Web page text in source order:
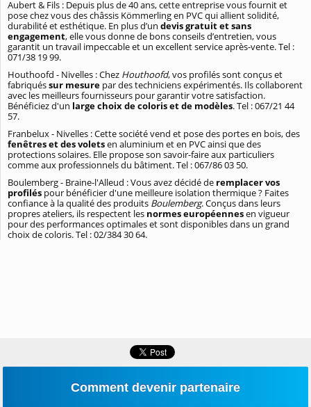
Aubert & Fils : Depuis plus de 40 ans, cette entreprise vous fournit et
pose chez vous des châssis Kömmerling en PVC qui allient solidité,
durabilité et esthétique. En plus d’un devis gratuit et sans
engagement, elle vous donne de bons conseils d’entretien, vous
garantit un travail impeccable et un excellent service après-vente. Tel :
071/38 19 99.
Houthoofd - Nivelles : Chez Houthoofd, vos profilés sont conçus et
fabriquéssur mesure par des techniciens expérimentés. Ils collaborent
avec les meilleurs fournisseurs pour garantir votre satisfaction.
Bénéficiez d'un large choix de coloris et de modèles. Tel : 067/21 44
57.
Franbelux - Nivelles : Cette société vend et pose des portes en bois, des
fenêtres et des voletsen aluminium et en PVC ainsi que des
protections solaires. Elle propose son savoir-faire aux particuliers
comme aux professionnels du bâtiment. Tel : 067/86 03 50.
Boulemberg - Braine-l'Alleud : Vous avez décidé de remplacer vos
profilés pour bénéficier d'une meilleure isolation thermique ? Faites
confiance à la qualité des produits Boulemberg. Conçus dans leurs
propres ateliers, ils respectent les normes européennesen vigueur
pour des performances optimales et sont disponibles dans un grand
choix de coloris. Tel : 02/384 30 64.
Comment devenir partenaire